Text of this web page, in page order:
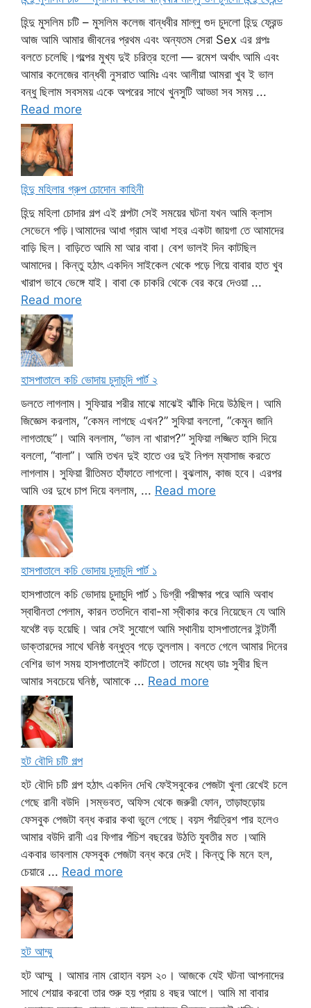
হিন্দু মুসলিম চটি – মুসলিম কলেজ বান্ধবীর মাল্লু গুদ চুদলো হিন্দু ফ্রেন্ড
আজ আমি আমার জীবনের প্রথম এবং অন্যতম সেরা Sex এর গল্পঃ
বলতে চলেছি।গল্পের মুখ্য দুই চরিত্র হলো — রমেশ অর্থাৎ আমি এবং
আমার কলেজের বান্ধবী নুসরাত আমিঃ এবং আলীয়া আমরা খুব ই ভাল
বন্ধু ছিলাম সবসময় একে অপরের সাথে খুনসুটি আড্ডা সব সময় ...
Read more
হিন্দু মহিলার গ্রুপ চোদোন কাহিনী
হিন্দু মহিলা চোদার গল্প এই গল্পটা সেই সময়ের ঘটনা যখন আমি ক্লাস
সেভেনে পড়ি।আমাদের আধা গ্রাম আধা শহর একটা জায়গা তে আমাদের
বাড়ি ছিল। বাড়িতে আমি মা আর বাবা। বেশ ভালই দিন কাটছিল
আমাদের। কিন্তু হঠাৎ একদিন সাইকেল থেকে পড়ে গিয়ে বাবার হাত খুব
খারাপ ভাবে ভেঙ্গে যাই। বাবা কে চাকরি থেকে বের করে দেওয়া ...
Read more
হাসপাতালে কচি ভোদায় চুদাচুদি পার্ট ২
ডলতে লাগলাম। সুফিয়ার শরীর মাঝে মাঝেই ঝাঁকি দিয়ে উঠছিল। আমি
জিজ্ঞেস করলাম, “কেমন লাগছে এখন?” সুফিয়া বললো, “কেমুন জানি
লাগতাছে”। আমি বললাম, “ভাল না খারাপ?” সুফিয়া লজ্জিত হাসি দিয়ে
বললো, “বালা”। আমি তখন দুই হাতে ওর দুই নিপল ম্যাসাজ করতে
লাগলাম। সুফিয়া রীতিমত হাঁফাতে লাগলো। বুঝলাম, কাজ হবে। এরপর
আমি ওর দুধে চাপ দিয়ে বললাম, ... Read more
হাসপাতালে কচি ভোদায় চুদাচুদি পার্ট ১
হাসপাতালে কচি ভোদায় চুদাচুদি পার্ট ১ ডিগ্রী পরীক্ষার পরে আমি অবাধ
স্বাধীনতা পেলাম, কারন ততদিনে বাবা-মা স্বীকার করে নিয়েছেন যে আমি
যথেষ্ট বড় হয়েছি। আর সেই সুযোগে আমি স্থানীয় হাসপাতালের ইন্টার্নী
ডাক্তারদের সাথে ঘনিষ্ঠ বন্ধুত্ব গড়ে তুললাম। বলতে গেলে আমার দিনের
বেশির ভাগ সময় হাসপাতালেই কাটতো। তাদের মধ্যে ডাঃ সুবীর ছিল
আমার সবচেয়ে ঘনিষ্ঠ, আমাকে ... Read more
হট বৌদি চটি গল্প
হট বৌদি চটি গল্প হঠাৎ একদিন দেখি ফেইসবুকের পেজটা খুলা রেখেই চলে
গেছে রানী বউদি ।সম্ভবত, অফিস থেকে জরুরী ফোন, তাড়াহুড়োয়
ফেসবুক পেজটা বন্ধ করার কথা ভুলে গেছে। বয়স পঁয়ত্রিশ পার হলেও
আমার বউদি রানী এর ফিগার পঁচিশ বছরের উঠতি যুবতীর মত ।আমি
একবার ভাবলাম ফেসবুক পেজটা বন্ধ করে দেই। কিন্তু কি মনে হল,
চেয়ারে ... Read more
হট আম্মু
হট আম্মু । আমার নাম রোহান বয়স ২০। আজকে যেই ঘটনা আপনাদের
সাথে শেয়ার করবো তার শুরু হয় প্রায় ৪ বছর আগে। আমি মা বাবার